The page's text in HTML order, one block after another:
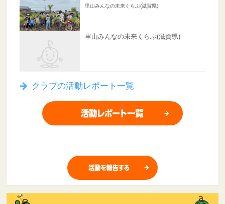
里山みんなの未来くらぶ(滋賀県)
里山みんなの未来くらぶ(滋賀県)
クラブの活動レポート一覧